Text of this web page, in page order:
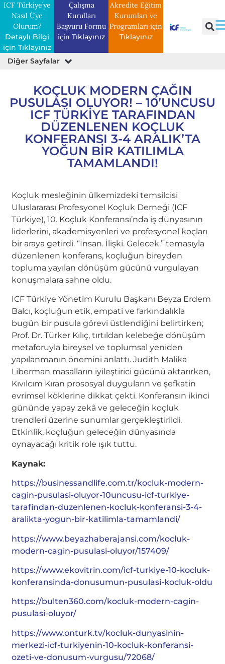
ICF Türkiye’ye
Nasıl Üye
Olurum?
Detaylı Bilgi
için Tıklayınız
Çalışma
Kurulları
Başvuru Formu
içinTıklayınız
Akredite Eğitim
Kurumları ve
Programları için
Tıklayınız
Diğer Sayfalar
KOÇLUK MODERN ÇAĞIN
PUSULASI OLUYOR! – 10’UNCUSU
ICF TÜRKIYE TARAFINDAN
DÜZENLENEN KOÇLUK
KONFERANSI 3-4 ARALIK’TA
YOĞUN BIR KATILIMLA
TAMAMLANDI!
Koçluk mesleğinin ülkemizdeki temsilcisi
Uluslararası Profesyonel Koçluk Derneği (ICF
Türkiye), 10. Koçluk Konferansı’nda iş dünyasının
liderlerini, akademisyenleri ve profesyonel koçları
bir araya getirdi. “İnsan. İlişki. Gelecek.” temasıyla
düzenlenen konferans, koçluğun bireyden
topluma yayılan dönüşüm gücünü vurgulayan
konuşmalara sahne oldu.
ICF Türkiye Yönetim Kurulu Başkanı Beyza Erdem
Balcı, koçluğun etik, empati ve farkındalıkla
bugün bir pusula görevi üstlendiğini belirtirken;
Prof. Dr. Türker Kılıç, tırtıldan kelebeğe dönüşüm
metaforuyla bireysel ve toplumsal yeniden
yapılanmanın önemini anlattı. Judith Malika
Liberman masalların iyileştirici gücünü aktarırken,
Kıvılcım Kıran prososyal duyguların ve şefkatin
evrimsel köklerine dikkat çekti. Konferansın ikinci
gününde yapay zekâ ve geleceğin koçluk
trendleri üzerine sunumlar gerçekleştirildi.
Etkinlik, koçluğun geleceğin dünyasında
oynayacağı kritik role ışık tuttu.
Kaynak:
https://businessandlife.com.tr/kocluk-modern-
cagin-pusulasi-oluyor-10uncusu-icf-turkiye-
tarafindan-duzenlenen-kocluk-konferansi-3-4-
aralikta-yogun-bir-katilimla-tamamlandi/
https://www.beyazhaberajansi.com/kocluk-
modern-cagin-pusulasi-oluyor/157409/
https://www.ekovitrin.com/icf-turkiye-10-kocluk-
konferansinda-donusumun-pusulasi-kocluk-oldu
https://bulten360.com/kocluk-modern-cagin-
pusulasi-oluyor/
https://www.onturk.tv/kocluk-dunyasinin-
merkezi-icf-turkiyenin-10-kocluk-konferansi-
ozeti-ve-donusum-vurgusu/72068/